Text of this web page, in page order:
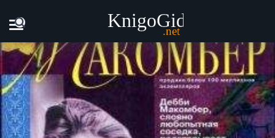
Главная Дебби Макомбер - Возвращение на